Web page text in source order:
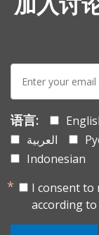
加入讨
E-
mail:
语言:
العربية
Indonesian
I consent to
according